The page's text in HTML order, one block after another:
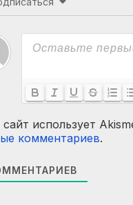
использует
комментариев.